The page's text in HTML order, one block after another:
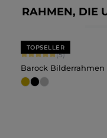
RAHMEN, DIE
Produktgalerie
TOPSELLER
Durchschnittliche
(5)
Barock Bilderrahmen